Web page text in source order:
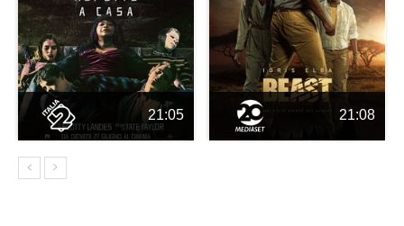
21:05 21:08